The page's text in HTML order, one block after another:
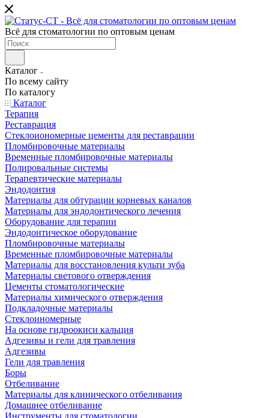
Всё для стоматологии по оптовым ценам
Каталог
По всему сайту
По каталогу
Каталог
Терапия
Реставрация
Стеклоиономерные цементы для реставрации
Пломбировочные материалы
Временные пломбировочные материалы
Полировальные системы
Терапевтические материалы
Эндодонтия
Материалы для обтурации корневых каналов
Материалы для эндодонтического лечения
Оборудование для терапии
Эндодонтическое оборудование
Пломбировочные материалы
Временные пломбировочные материалы
Материалы для восстановления культи зуба
Материалы светового отверждения
Цементы стоматологические
Материалы химического отверждения
Подкладочные материалы
Стеклоиномерные
На основе гидроокиси кальция
Адгезивы и гели для травления
Адгезивы
Гели для травления
Боры
Отбеливание
Материалы для клинического отбеливания
Домашнее отбеливание
Инструменты для стоматологии